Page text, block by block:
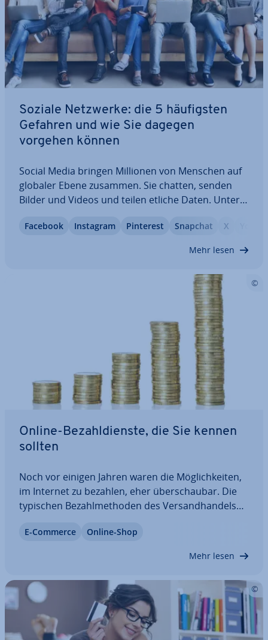
Soziale Netzwerke: die 5 häu­figs­ten
Gefahren und wie Sie dagegen
vorgehen können
Social Media bringen Millionen von Menschen auf
globaler Ebene zusammen. Sie chatten, senden
Bilder und Videos und teilen etliche Daten. Un­ter­
Reich­wei­te zu ver­grö­ßern. Doch je beliebter ein
Facebook Instagram Pinterest Snapchat X
Mehr lesen
Online-Be­zahl­diens­te, die Sie kennen
sollten
Noch vor einigen Jahren waren die Mög­lich­kei­ten,
im Internet zu bezahlen, eher über­schau­bar. Die
typischen Be­zahl­me­tho­den des Ver­sand­han­dels
Nachnahme wurden dabei nicht einmal von allen
E-Commerce Online-Shop
Mehr lesen